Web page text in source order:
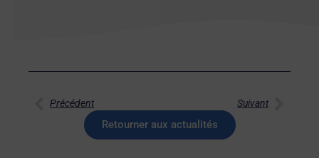
Précédent Suivant
Retourner aux actualités